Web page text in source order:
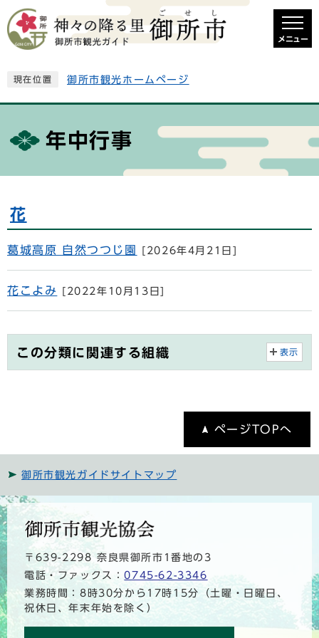
メニュー
現在位置 御所市観光ホームページ
年中行事
花
葛城高原 自然つつじ園 [2026年4月21日]
花こよみ [2022年10月13日]
この分類に関連する組織 表示
ページTOPへ
御所市観光ガイドサイトマップ
〒639-2298 奈良県御所市1番地の3
電話・ファックス：0745-62-3346
業務時間：8時30分から17時15分（土曜・日曜日、
祝休日、年末年始を除く）